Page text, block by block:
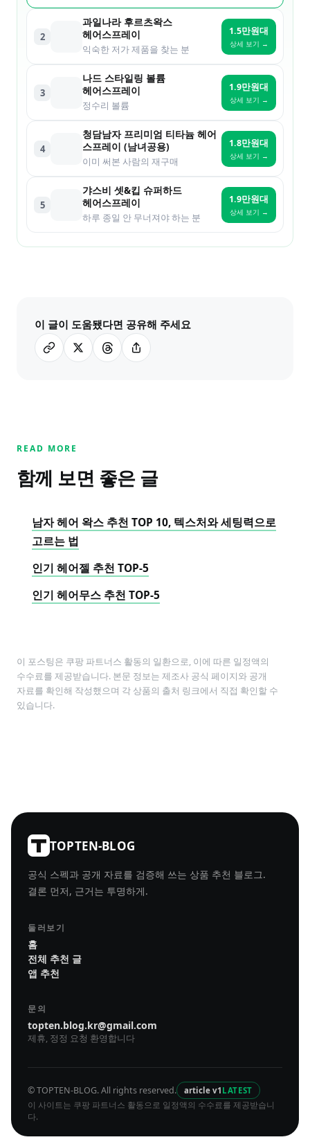
2
과일나라 후르츠왁스
헤어스프레이
익숙한 저가 제품을 찾는 분
1.5만원대
상세 보기 →
3
나드 스타일링 볼륨
헤어스프레이
정수리 볼륨
1.9만원대
상세 보기 →
4
청담남자 프리미엄 티타늄 헤어
스프레이 (남녀공용)
이미 써본 사람의 재구매
1.8만원대
상세 보기 →
5
갸스비 셋&킵 슈퍼하드
헤어스프레이
하루 종일 안 무너져야 하는 분
1.9만원대
상세 보기 →
이 글이 도움됐다면 공유해 주세요
READ MORE
함께 보면 좋은 글
남자 헤어 왁스 추천 TOP 10, 텍스처와 세팅력으로
고르는 법
인기 헤어젤 추천 TOP-5
인기 헤어무스 추천 TOP-5
이 포스팅은 쿠팡 파트너스 활동의 일환으로, 이에 따른 일정액의
수수료를 제공받습니다. 본문 정보는 제조사 공식 페이지와 공개
자료를 확인해 작성했으며 각 상품의 출처 링크에서 직접 확인할 수
있습니다.
TOPTEN-BLOG
공식 스펙과 공개 자료를 검증해 쓰는 상품 추천 블로그.
결론 먼저, 근거는 투명하게.
둘러보기
홈
전체 추천 글
앱 추천
문의
topten.blog.kr@gmail.com
제휴, 정정 요청 환영합니다
© TOPTEN-BLOG. All rights reserved. article v1 LATEST
이 사이트는 쿠팡 파트너스 활동으로 일정액의 수수료를 제공받습니
다.